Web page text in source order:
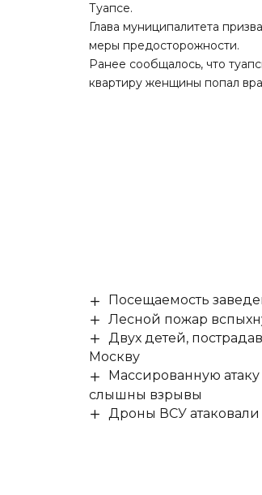
Туапсе.
Глава муниципалитета
меры предосторожности.
Ранее сообщалось, что
квартиру женщины попал
Посещаемость
Лесной пожар
Двух детей,
Москву
Массированную
слышны взрывы
Дроны ВСУ